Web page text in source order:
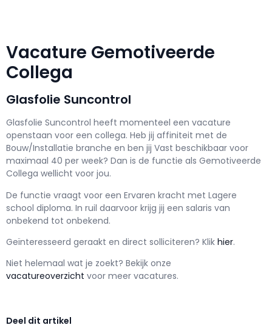
Vacature Gemotiveerde
Collega
Glasfolie Suncontrol
Glasfolie Suncontrol heeft momenteel een vacature
openstaan voor een collega. Heb jij affiniteit met de
Bouw/Installatie branche en ben jij Vast beschikbaar voor
maximaal 40 per week? Dan is de functie als Gemotiveerde
Collega wellicht voor jou.
De functie vraagt voor een Ervaren kracht met Lagere
school diploma. In ruil daarvoor krijg jij een salaris van
onbekend tot onbekend.
Geïnteresseerd geraakt en direct solliciteren? Klik hier.
Niet helemaal wat je zoekt? Bekijk onze
vacatureoverzicht voor meer vacatures.
Deel dit artikel